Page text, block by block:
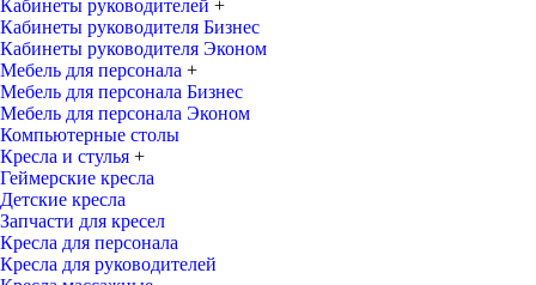
Кабинеты руководителей +
Кабинеты руководителя Бизнес
Кабинеты руководителя Эконом
Мебель для персонала +
Мебель для персонала Бизнес
Мебель для персонала Эконом
Компьютерные столы
Кресла и стулья +
Геймерские кресла
Детские кресла
Запчасти для кресел
Кресла для персонала
Кресла для руководителей